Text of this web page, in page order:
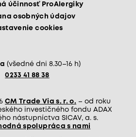
účinnosť ProAlergiky
osobných údajov
cookies
(všedné dni 8.30–16 h)
0233 41 88 38
CM Trade Via s. r. o. – od roku
investičného fondu ADAX
nástupníctva SICAV, a. s.
spolupráca s nami